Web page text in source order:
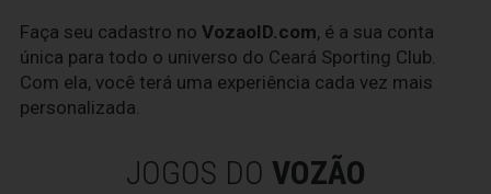
Faça seu cadastro no VozaoID.com, é a sua conta
única para todo o universo do Ceará Sporting Club.
Com ela, você terá uma experiência cada vez mais
personalizada.
JOGOS DO VOZÃO